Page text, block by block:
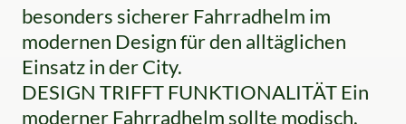
besonders sicherer Fahrradhelm im
modernen Design für den alltäglichen
Einsatz in der City.
DESIGN TRIFFT FUNKTIONALITÄT Ein
moderner Fahrradhelm sollte modisch,